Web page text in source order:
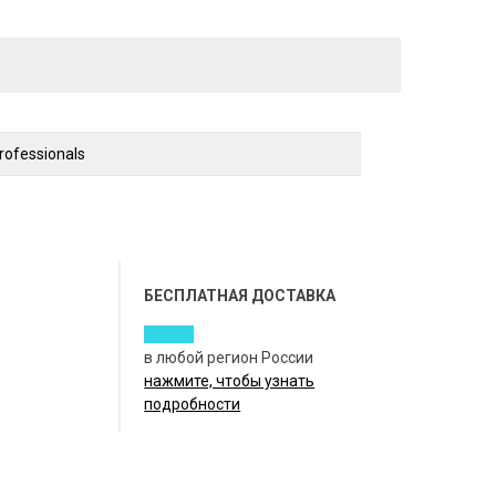
БЕСПЛАТНАЯ ДОСТАВКА
в любой регион России
нажмите, чтобы узнать
подробности